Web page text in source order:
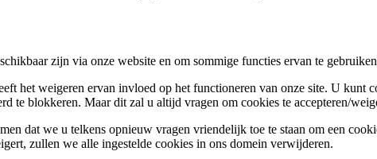
zijn via onze website en om sommige functies ervan te
het weigeren ervan invloed op het functioneren van onze site. U
te blokkeren. Maar dit zal u altijd vragen om cookies te accepteren/
dat we u telkens opnieuw vragen vriendelijk toe te staan om een
zullen we alle ingestelde cookies in ons domein verwijderen.